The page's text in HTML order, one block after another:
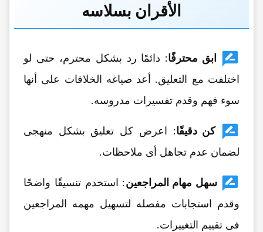
الأقران بسلاسه
ابق محترفًا: دائمًا رد بشکل محترم، حتى لو
اختلفت مع التعلیق. أعد صیاغه الخلافات على أنها
سوء فهم وقدم تفسیرات مدروسه.
کن دقیقًا: اعرض کل تعلیق بشکل منهجی
لضمان عدم تجاهل أی ملاحظات.
سهل مهام المراجعین: استخدم تنسیقًا واضحًا
وقدم استجابات مفصله لتسهیل مهمه المراجعین
فی تقییم التغییرات.